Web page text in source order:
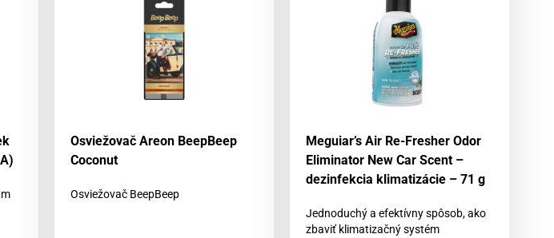
Osviežovač Areon BeepBeep
Coconut
Osviežovač BeepBeep
Meguiar’s Air Re-Fresher Odor
Eliminator New Car Scent –
dezinfekcia klimatizácie – 71 g
Jednoduchý a efektívny spôsob, ako
zbaviť klimatizačný systém